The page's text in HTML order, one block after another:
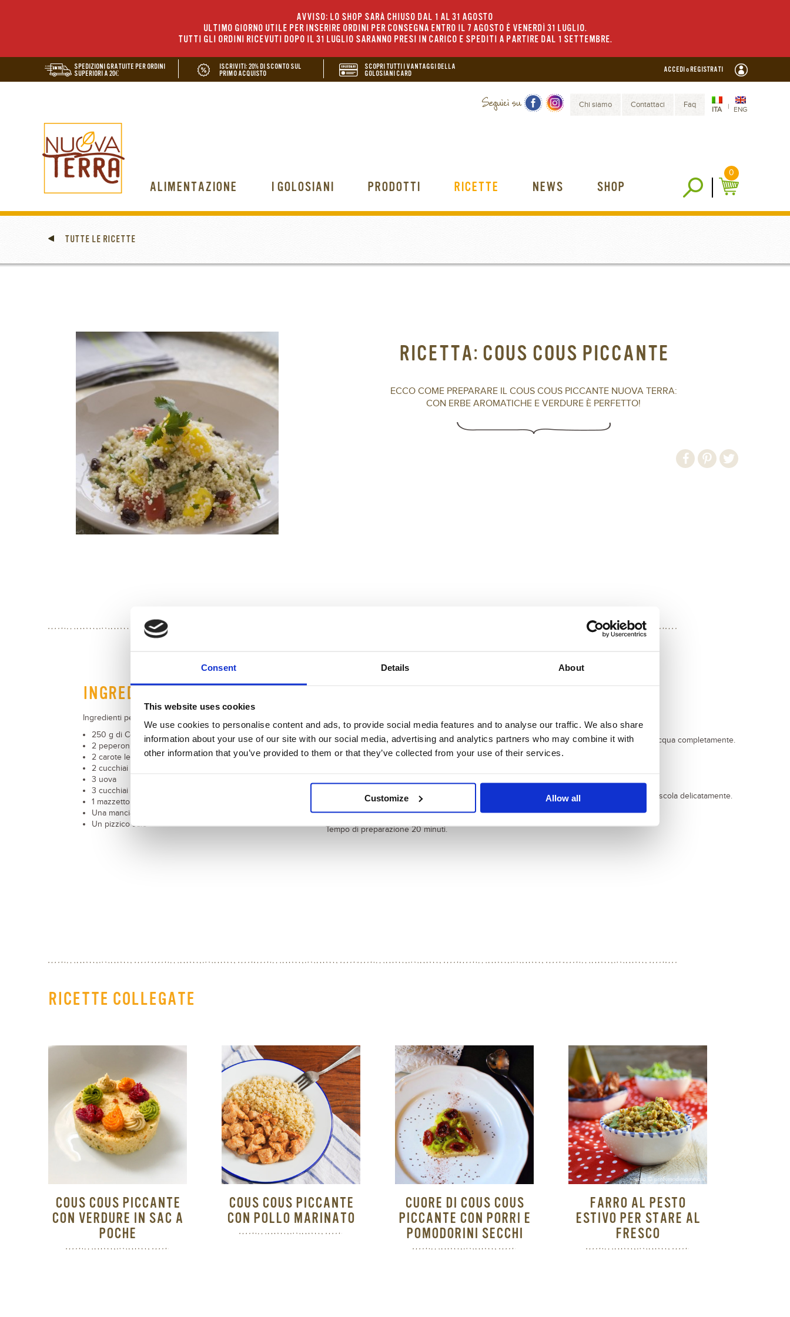
Consent Details About
This website uses cookies
We use cookies to personalise content and ads, to provide social media features and to analyse our traffic. We also share
information about your use of our site with our social media, advertising and analytics partners who may combine it with
other information that you’ve provided to them or that they’ve collected from your use of their services.
Customize Allow all
AVVISO: LO SHOP SARÀ CHIUSO DAL 1 AL 31 AGOSTO
ULTIMO GIORNO UTILE PER INSERIRE ORDINI PER CONSEGNA ENTRO IL 7 AGOSTO È VENERDÌ 31 LUGLIO.
TUTTI GLI ORDINI RICEVUTI DOPO IL 31 LUGLIO SARANNO PRESI IN CARICO E SPEDITI A PARTIRE DAL 1 SETTEMBRE.
SPEDIZIONI GRATUITE PER ORDINI
SUPERIORI A 20€
ISCRIVITI: 20% DI SCONTO SUL
PRIMO ACQUISTO
SCOPRI TUTTI I VANTAGGI DELLA
GOLOSIANI CARD
ACCEDI o REGISTRATI
ITA | ENG
Chi siamo Contattaci Faq
ALIMENTAZIONE I GOLOSIANI PRODOTTI RICETTE NEWS SHOP
0
TUTTE LE RICETTE
RICETTA: COUS COUS PICCANTE
ECCO COME PREPARARE IL COUS COUS PICCANTE NUOVA TERRA:
CON ERBE AROMATICHE E VERDURE È PERFETTO!
INGREDIENTI
Ingredienti per 4 persone:
250 g di Cous Cous Piccante Nuova Terra
2 peperoni
2 carote lessate
2 cucchiai di olive nere
3 uova
3 cucchiai di olio extravergine di oliva
1 mazzetto di erbe aromatiche a piacere
Una manciata di prezzemolo fresco
Un pizzico sale
l’acqua deve coprire appena i grani, per circa due dita.
Copri con un coperchio e lascia riposare per 5 minuti, in modo che il Cous Cous assorba l'acqua completamente.
Sgrana i chicchi con una forchetta per eliminare eventuali grumi.
Lava e griglia i peperoni, quindi tagliali a striscioline.
Aggiungi la frittata, le olive nere, intere o tagliate a rondelle, e i peperoni al Cous Cous e mescola delicatamente.
Tempo di preparazione 20 minuti.
RICETTE COLLEGATE
COUS COUS PICCANTE
CON VERDURE IN SAC A
POCHE
COUS COUS PICCANTE
CON POLLO MARINATO
CUORE DI COUS COUS
PICCANTE CON PORRI E
POMODORINI SECCHI
FARRO AL PESTO
ESTIVO PER STARE AL
FRESCO